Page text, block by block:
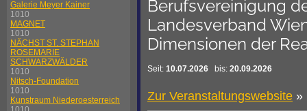
Galerie Meyer Kainer
1010
MAGNET
1010
NÄCHST ST. STEPHAN
ROSEMARIE
SCHWARZWÄLDER
1010
Nitsch-Foundation
1010
Kunstraum Niederoesterreich
Berufsvereinigung
Landesverband
Dimensionen der
Seit: 10.07.2026 bis: 20.09.2026
Zur Veranstaltungswebsite